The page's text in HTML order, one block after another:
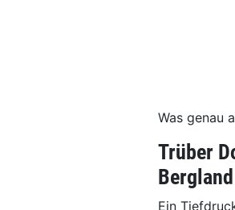
Was genau
Trüber
Bergland
Ein